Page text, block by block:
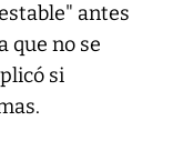
antes
que no se
si